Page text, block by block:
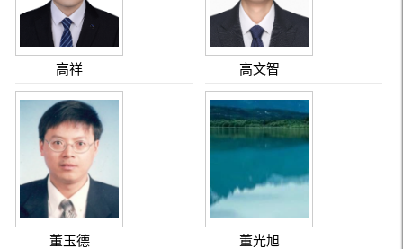
高祥 高文智
董玉德 董光旭